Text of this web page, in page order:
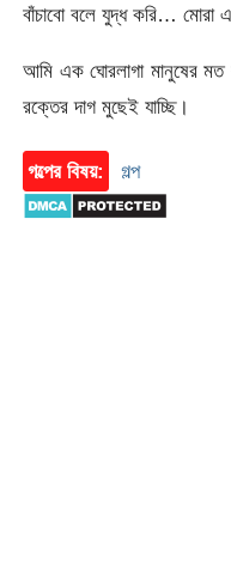
বাঁচাবো বলে যুদ্ধ করি… মোরা
আমি এক ঘোরলাগা মানুষের মত
রক্তের দাগ মুছেই যাচ্ছি।
গল্পের বিষয়: গল্প